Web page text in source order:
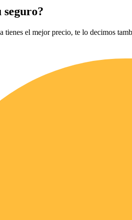
seguro?
tienes el mejor precio, te lo decimos